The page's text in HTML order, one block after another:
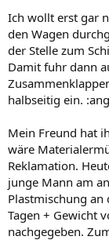
Ich wollt erst gar
den Wagen
der Stelle zum
Damit fuhr dann
halbseitig ein.
Mein Freund hat
wäre
Reklamation.
junge Mann am
Plastmischung an
Tagen + Gewicht
nachgegeben.